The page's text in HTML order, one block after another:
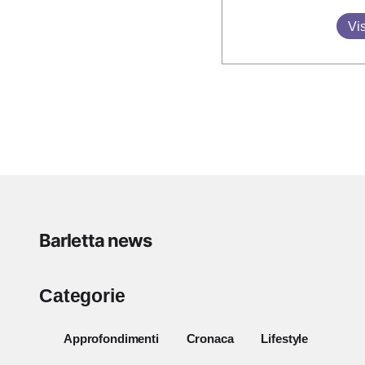
Barletta news
Categorie
Approfondimenti Cronaca Lifestyle